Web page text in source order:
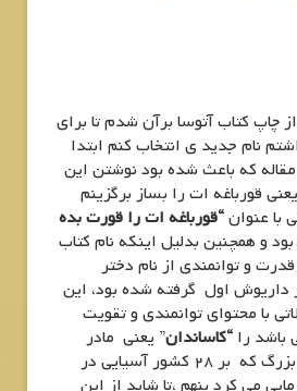
چاپ کتاب آتوسا برآن شدم تا برای
نام جدید ی انتخاب کنم ابتدا
مقاله که باعث شده بود نوشتن این
قورباغه ات را بساز برگزینم
با عنوان“قورباغه ات را قورت بده
و همچنین بدلیل اینکه نام کتاب
و توانمندی از نام دختر
اول گرفته شده بود، این
با محتوای توانمندی و تقویت
را “کاساندان” یعنی مادر
آتوسا همسر کورش بزرگ که بر 28 کشور آسیایی در
می کرد بنهم ،تا شاید از این